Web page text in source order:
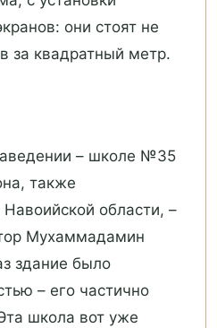
они стоят не
за квадратный метр.
– школе №35
также
области, –
Мухаммадамин
здание было
– его частично
школа вот уже